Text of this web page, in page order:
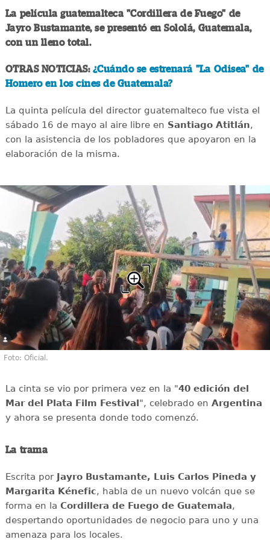
La película guatemalteca "Cordillera de Fuego" de
Jayro Bustamante, se presentó en Sololá, Guatemala,
con un lleno total.
OTRAS NOTICIAS:¿Cuándo se estrenará "La Odisea" de
Homero en los cines de Guatemala?
La quinta película del director guatemalteco fue vista el
sábado 16 de mayo al aire libre en Santiago Atitlán,
con la asistencia de los pobladores que apoyaron en la
elaboración de la misma.
Foto: Oficial.
La cinta se vio por primera vez en la "40 edición del
Mar del Plata Film Festival", celebrado en Argentina
y ahora se presenta donde todo comenzó.
La trama
Escrita por Jayro Bustamante, Luis Carlos Pineda y
Margarita Kénefic, habla de un nuevo volcán que se
forma en la Cordillera de Fuego de Guatemala,
despertando oportunidades de negocio para uno y una
amenaza para los locales.